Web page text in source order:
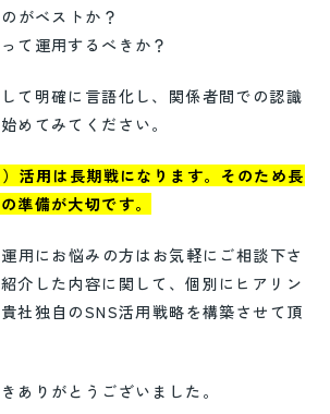
がベストか？
て運用するべきか？
て明確に言語化し、関係者間での認識
めてみてください。
活用は長期戦になります。そのため長
準備が大切です。
用にお悩みの方はお気軽にご相談下さ
介した内容に関して、個別にヒアリン
社独自のSNS活用戦略を構築させて頂
ありがとうございました。